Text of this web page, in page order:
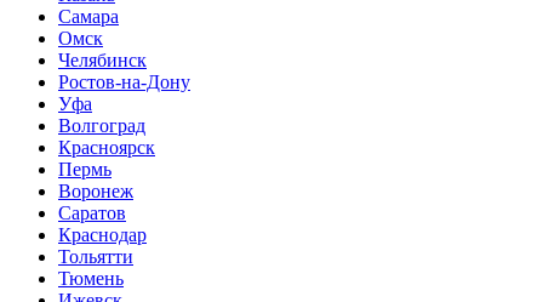
Самара
Омск
Челябинск
Ростов-на-Дону
Уфа
Волгоград
Красноярск
Пермь
Воронеж
Саратов
Краснодар
Тольятти
Тюмень